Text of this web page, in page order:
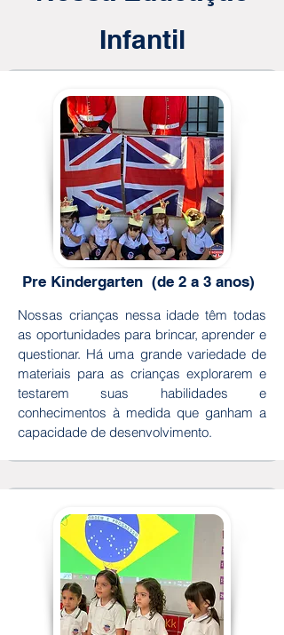
Infantil
Pre Kindergarten (de 2 a 3 anos)
Nossas crianças nessa idade têm todas
as oportunidades para brincar, aprender e
questionar. Há uma grande variedade de
materiais para as crianças explorarem e
testarem suas habilidades e
conhecimentos à medida que ganham a
capacidade de desenvolvimento.